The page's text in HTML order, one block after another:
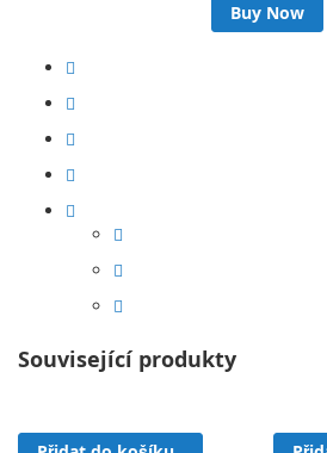
Buy Now
Související produkty